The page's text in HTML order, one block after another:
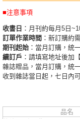
■注意事項
收書日 ：月刊約每月5日
訂單作業時間 ：新訂購約
期刊起始 ：當月訂購，統
續訂戶 ：請填寫地址後加
雜誌贈品，當月訂購，統
收到雜誌當日起，七日內
品名